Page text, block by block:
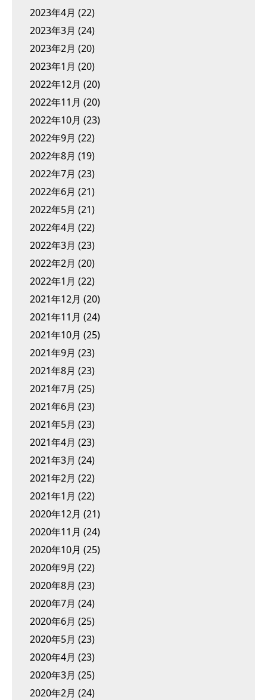
2023年4月 (22)
2023年3月 (24)
2023年2月 (20)
2023年1月 (20)
2022年12月 (20)
2022年11月 (20)
2022年10月 (23)
2022年9月 (22)
2022年8月 (19)
2022年7月 (23)
2022年6月 (21)
2022年5月 (21)
2022年4月 (22)
2022年3月 (23)
2022年2月 (20)
2022年1月 (22)
2021年12月 (20)
2021年11月 (24)
2021年10月 (25)
2021年9月 (23)
2021年8月 (23)
2021年7月 (25)
2021年6月 (23)
2021年5月 (23)
2021年4月 (23)
2021年3月 (24)
2021年2月 (22)
2021年1月 (22)
2020年12月 (21)
2020年11月 (24)
2020年10月 (25)
2020年9月 (22)
2020年8月 (23)
2020年7月 (24)
2020年6月 (25)
2020年5月 (23)
2020年4月 (23)
2020年3月 (25)
2020年2月 (24)